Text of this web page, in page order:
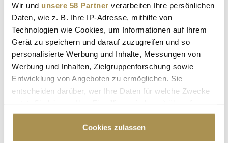
Wir und unsere 58 Partner verarbeiten Ihre persönlichen
Daten, wie z. B. Ihre IP-Adresse, mithilfe von
Technologien wie Cookies, um Informationen auf Ihrem
Gerät zu speichern und darauf zuzugreifen und so
personalisierte Werbung und Inhalte, Messungen von
Werbung und Inhalten, Zielgruppenforschung sowie
Entwicklung von Angeboten zu ermöglichen. Sie
entscheiden darüber, wer Ihre Daten für welche Zwecke
Cookie-Erklärung oder durch Klicken auf das Privacy
Trigger Symbol ändern oder widerrufen
Cookies zulassen